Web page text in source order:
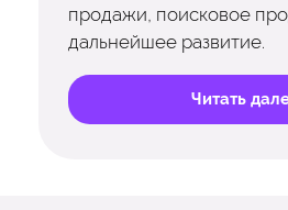
продажи, поисковое
дальнейшее развитие.
Читать